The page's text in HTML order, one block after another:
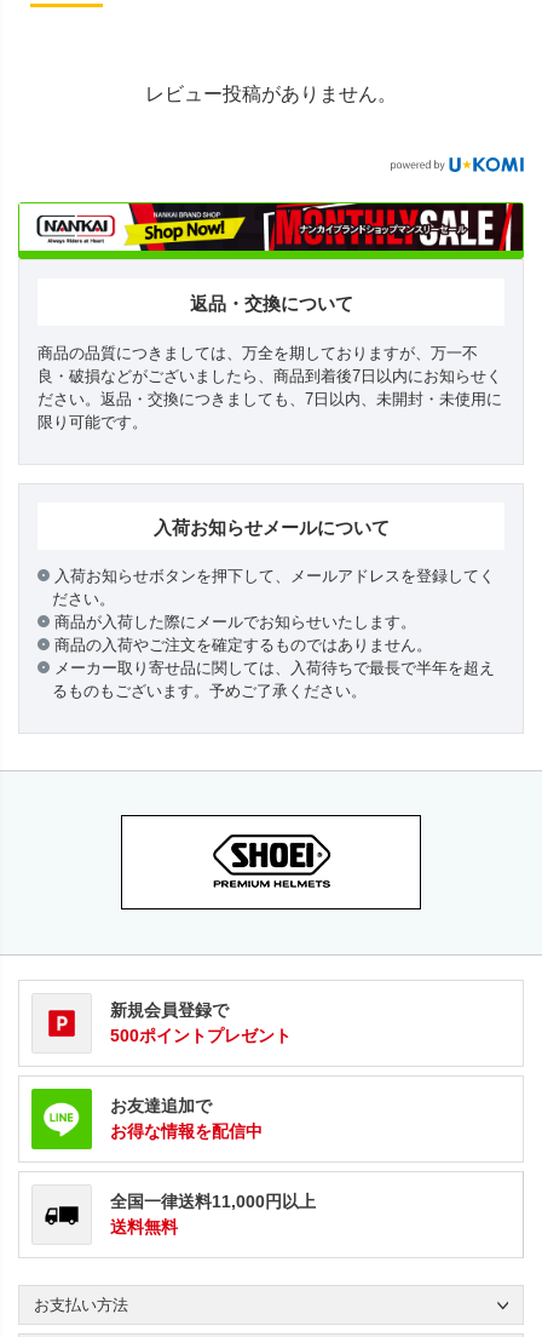
レビュー投稿がありません。
返品・交換について
商品の品質につきましては、万全を期しておりますが、万一不
良・破損などがございましたら、商品到着後7日以内にお知らせく
ださい。返品・交換につきましても、7日以内、未開封・未使用に
限り可能です。
入荷お知らせメールについて
入荷お知らせボタンを押下して、メールアドレスを登録してく
ださい。
商品が入荷した際にメールでお知らせいたします。
商品の入荷やご注文を確定するものではありません。
メーカー取り寄せ品に関しては、入荷待ちで最長で半年を超え
るものもございます。予めご了承ください。
新規会員登録で
500ポイントプレゼント
お友達追加で
お得な情報を配信中
全国一律送料11,000円以上
送料無料
お支払い方法